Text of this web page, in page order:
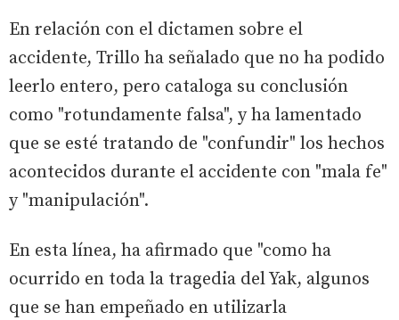
En relación con el dictamen sobre el
accidente, Trillo ha señalado que no ha podido
leerlo entero, pero cataloga su conclusión
como "rotundamente falsa", y ha lamentado
que se esté tratando de "confundir" los hechos
acontecidos durante el accidente con "mala fe"
y "manipulación".
En esta línea, ha afirmado que "como ha
ocurrido en toda la tragedia del Yak, algunos
que se han empeñado en utilizarla